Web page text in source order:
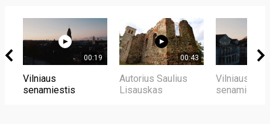
00:19
Vilniaus
senamiestis
00:43
Autorius Saulius
Lisauskas
Vilniaus
senamiestis